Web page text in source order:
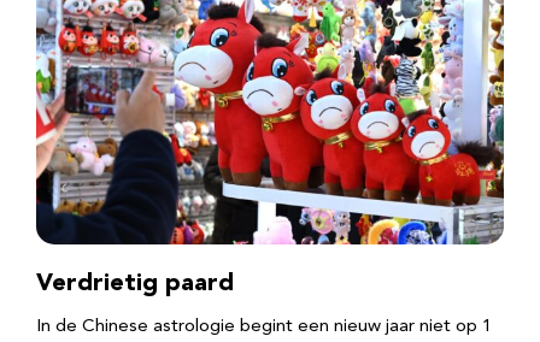
Verdrietig paard
In de Chinese astrologie begint een nieuw jaar niet op 1